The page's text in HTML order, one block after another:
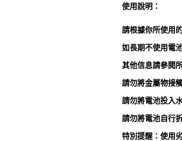
使用說明：
請根據你所使用
如長期不使用電
其他信息請參閱
請勿將金屬物接
請勿將電池投入
請勿將電池自行
特別提醒：使用